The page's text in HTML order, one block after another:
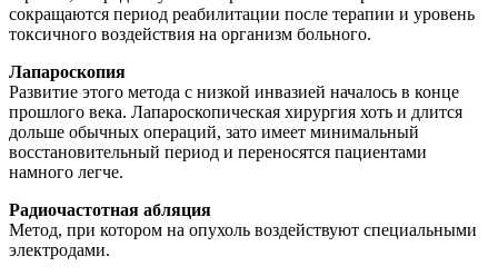
сокращаются период реабилитации после терапии и уровень
токсичного воздействия на организм больного.
Лапароскопия
Развитие этого метода с низкой инвазией началось в конце
прошлого века. Лапароскопическая хирургия хоть и длится
дольше обычных операций, зато имеет минимальный
восстановительный период и переносятся пациентами
намного легче.
Радиочастотная абляция
Метод, при котором на опухоль воздействуют специальными
электродами.